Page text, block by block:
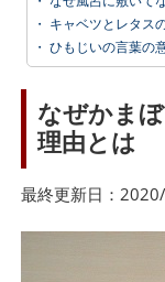
・ キャベツとレタス
・ ひもじいの言葉の
なぜかま
理由とは
最終更新日：